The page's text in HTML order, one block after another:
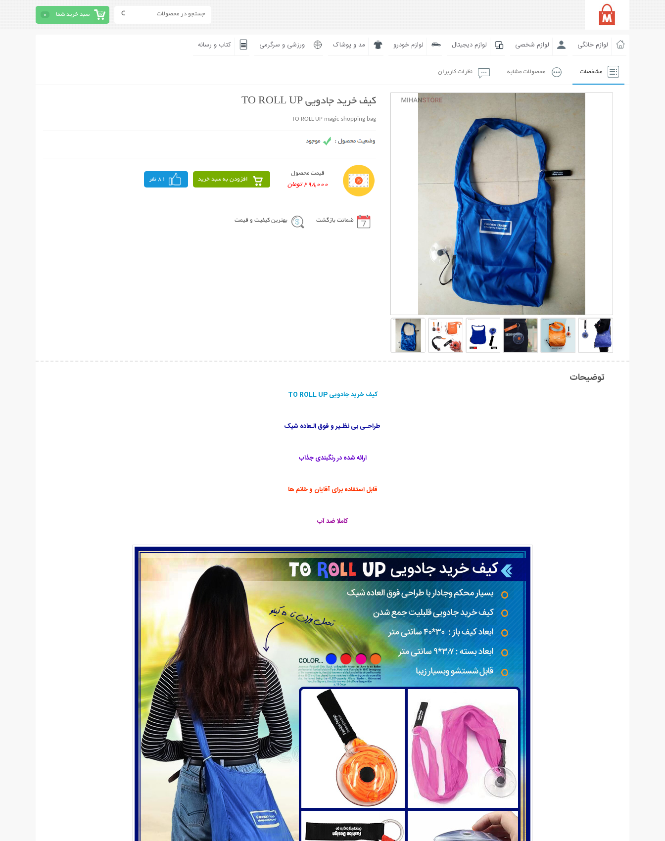
سبد خرید شما 0
لوازم خانگی لوازم شخصی لوازم دیجیتال لوازم خودرو مد و پوشاک ورزشی و سرگرمی کتاب و رسانه
مشخصات محصولات مشابه نظرات کاربران
کیف خرید جادویی TO ROLL UP
TO ROLL UP magic shopping bag
قیمت محصول
298,000 تومان
افزودن به سبد خرید 81 نفر
ضمانت بازگشت بهترین کیفیت و قیمت
توضیحات
کیف خرید جادویی TO ROLL UP
طراحـی بی نظـیر و فوق الـعاده شیک
ارائه شده در رنگبندی جذاب
قابل استفاده برای آقایان و خانم ها
کاملا ضد آب